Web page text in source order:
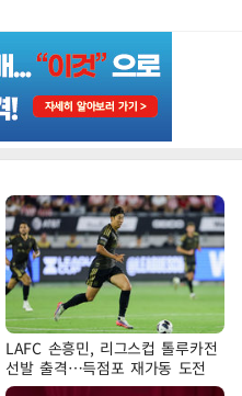
LAFC 손흥민, 리그스컵 톨루카전
선발 출격…득점포 재가동 도전